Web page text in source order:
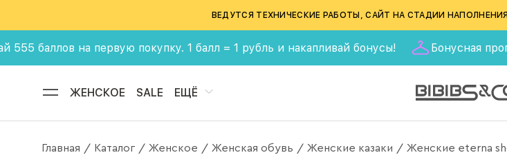
ВЕДУТСЯ ТЕХНИЧЕСКИЕ РАБОТЫ, САЙТ НА СТАДИИ
на первую покупку. 1 балл = 1 рубль и накапливай бонусы! Бонусная программа
ЖЕНСКОЕ SALE ЕЩЁ
Главная / Каталог / Женское / Женская обувь / Женские казаки / Женские eterna